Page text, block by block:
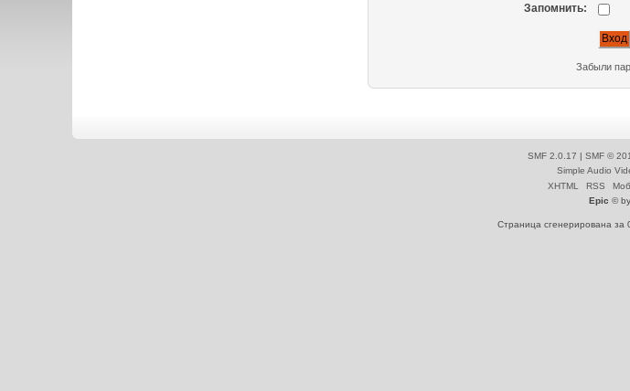
Запомнить:
Забыли
SMF 2.0.17 | SMF ©
Simple Audio
XHTML
RSS
Epic © by,
Страница сгенерирована за